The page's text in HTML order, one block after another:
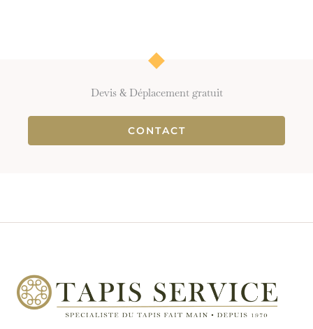
Devis & Déplacement gratuit
CONTACT